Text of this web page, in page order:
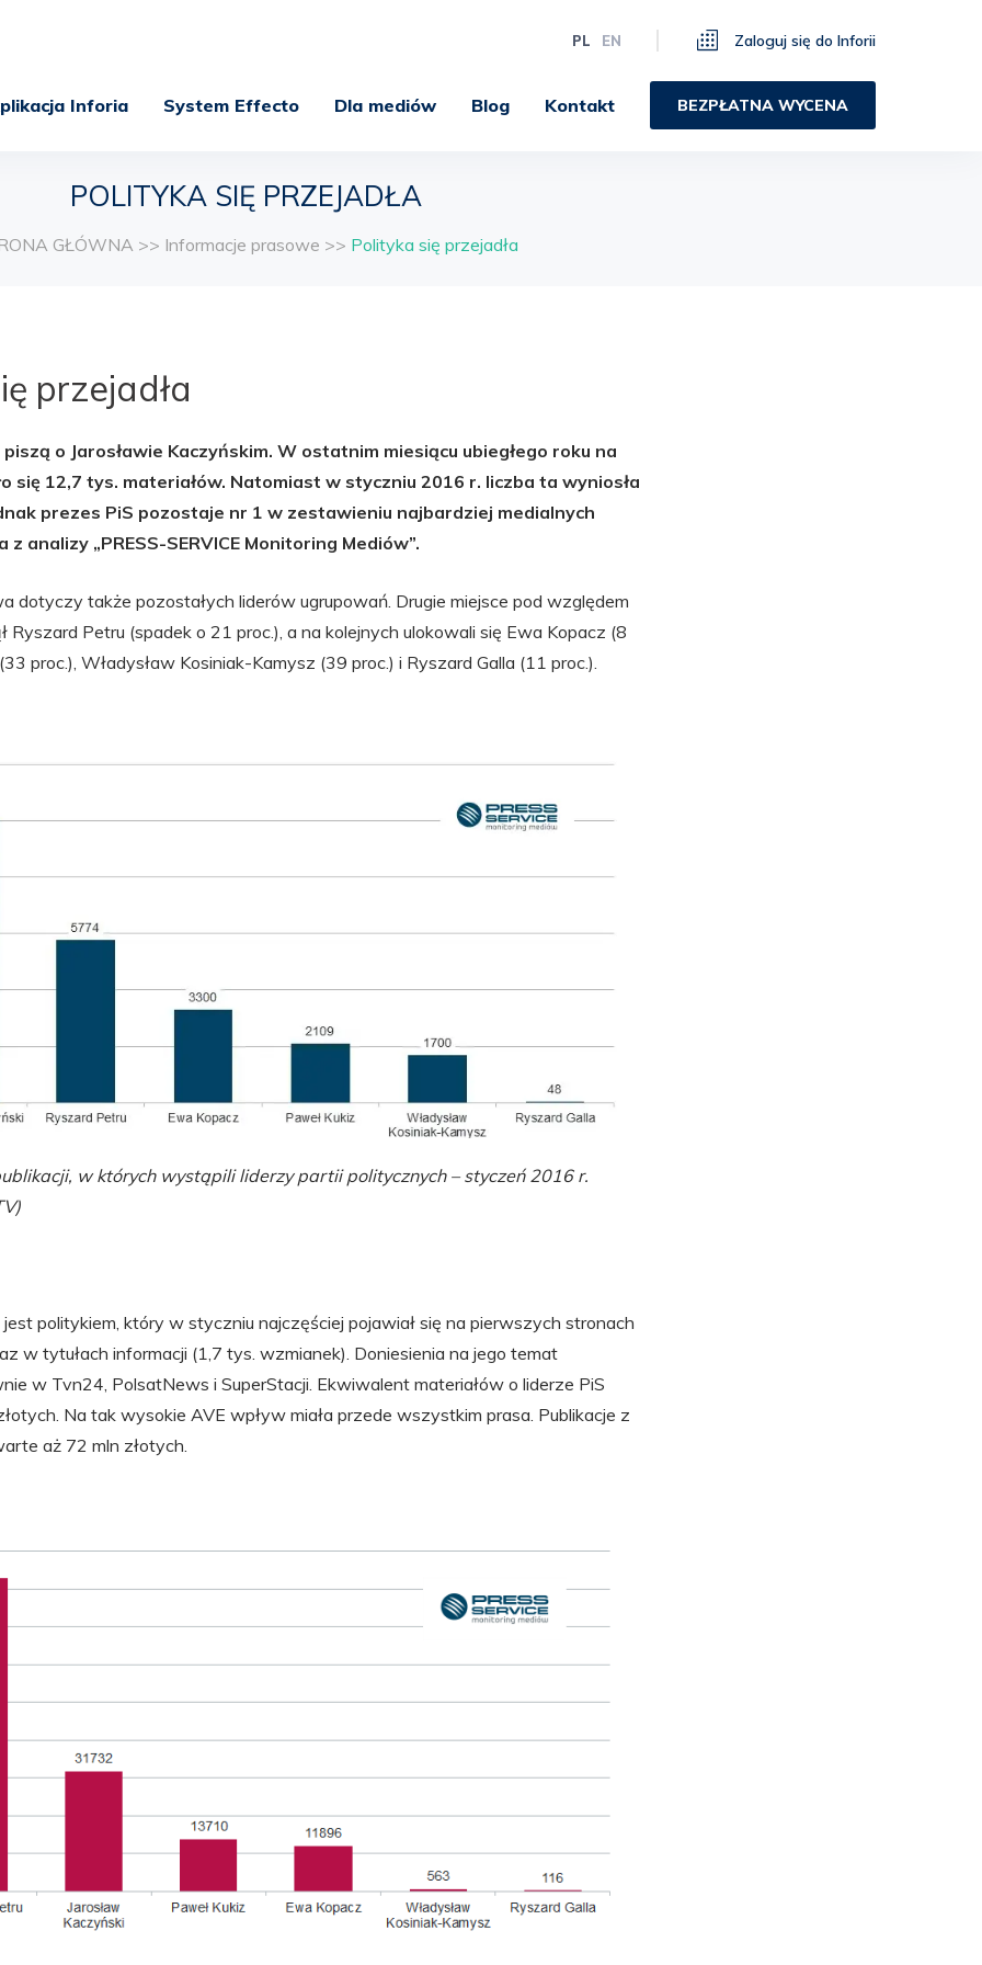
PL EN Zaloguj się do Inforii
Inforia System Effecto Dla mediów Blog Kontakt BEZPŁATNA WYCENA
POLITYKA SIĘ PRZEJADŁA
GŁÓWNA >> Informacje prasowe >> Polityka się przejadła
przejadła
o Jarosławie Kaczyńskim. W ostatnim miesiącu ubiegłego roku na
się 12,7 tys. materiałów. Natomiast w styczniu 2016 r. liczba ta wyniosła
prezes PiS pozostaje nr 1 w zestawieniu najbardziej medialnych
analizy „PRESS-SERVICE Monitoring Mediów”.
dotyczy także pozostałych liderów ugrupowań. Drugie miejsce pod względem
Ryszard Petru (spadek o 21 proc.), a na kolejnych ulokowali się Ewa Kopacz (8
proc.), Władysław Kosiniak-Kamysz (39 proc.) i Ryszard Galla (11 proc.).
w których wystąpili liderzy partii politycznych – styczeń 2016 r.
jest politykiem, który w styczniu najczęściej pojawiał się na pierwszych stronach
w tytułach informacji (1,7 tys. wzmianek). Doniesienia na jego temat
w Tvn24, PolsatNews i SuperStacji. Ekwiwalent materiałów o liderze PiS
Na tak wysokie AVE wpływ miała przede wszystkim prasa. Publikacje z
aż 72 mln złotych.